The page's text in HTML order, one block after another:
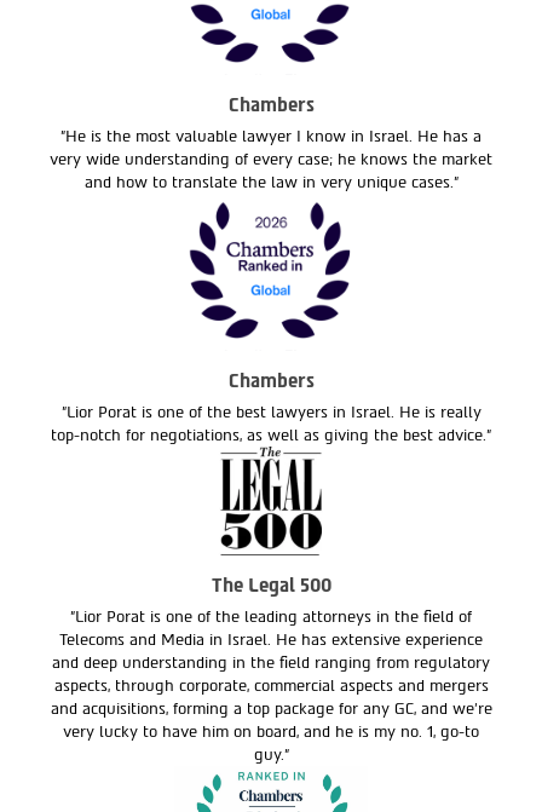
Chambers
"He is the most valuable lawyer I know in Israel. He has a
very wide understanding of every case; he knows the market
and how to translate the law in very unique cases."
Chambers
"Lior Porat is one of the best lawyers in Israel. He is really
top-notch for negotiations, as well as giving the best advice."
The Legal 500
"Lior Porat is one of the leading attorneys in the field of
Telecoms and Media in Israel. He has extensive experience
and deep understanding in the field ranging from regulatory
aspects, through corporate, commercial aspects and mergers
and acquisitions, forming a top package for any GC, and we’re
very lucky to have him on board, and he is my no. 1, go-to
guy."